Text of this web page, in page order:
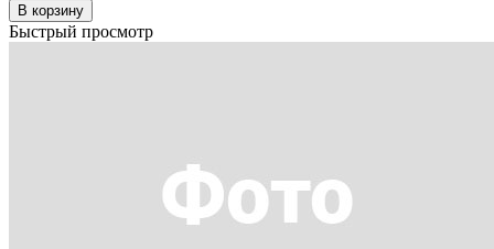
В корзину
Быстрый просмотр